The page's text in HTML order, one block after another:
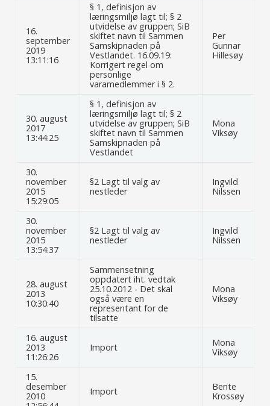
16.
september
2019
13:11:16
§ 1, definisjon av
læringsmiljø lagt til; § 2
utvidelse av gruppen; SiB
skiftet navn til Sammen
Samskipnaden på
Vestlandet. 16.09.19:
Korrigert regel om
personlige
varamedlemmer i § 2.
Per
Gunnar
Hillesøy
30. august
2017
13:44:25
§ 1, definisjon av
læringsmiljø lagt til; § 2
utvidelse av gruppen; SiB
skiftet navn til Sammen
Samskipnaden på
Vestlandet
Mona
Viksøy
30.
november
2015
15:29:05
§2 Lagt til valg av
nestleder
Ingvild
Nilssen
30.
november
2015
13:54:37
§2 Lagt til valg av
nestleder
Ingvild
Nilssen
28. august
2013
10:30:40
Sammensetning
oppdatert iht. vedtak
25.10.2012 - Det skal
også være en
representant for de
tilsatte
Mona
Viksøy
16. august
2013
11:26:26
Import
Mona
Viksøy
15.
desember
2010
Import
Bente
Krossøy